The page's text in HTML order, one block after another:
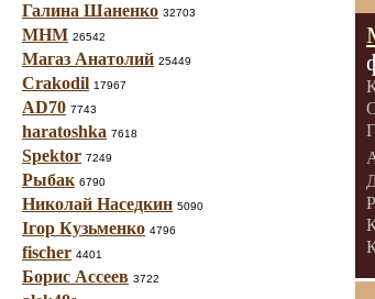
Галина Шаненко 32703
МНМ 26542
Магаз Анатолий 25449
Crakodil 17967
AD70 7743
haratoshka 7618
Spektor 7249
Рыбак 6790
Николай Наседкин 5090
Ігор Кузьменко 4796
fischer 4401
Борис Ассеев 3722